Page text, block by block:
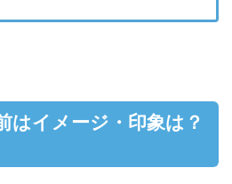
はイメージ・印象は？